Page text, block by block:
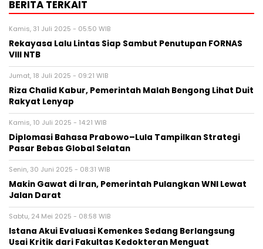
BERITA TERKAIT
Kamis, 31 Juli 2025 - 05:50 WIB
Rekayasa Lalu Lintas Siap Sambut Penutupan FORNAS
VIII NTB
Jumat, 18 Juli 2025 - 09:21 WIB
Riza Chalid Kabur, Pemerintah Malah Bengong Lihat Duit
Rakyat Lenyap
Kamis, 10 Juli 2025 - 14:21 WIB
Diplomasi Bahasa Prabowo–Lula Tampilkan Strategi
Pasar Bebas Global Selatan
Senin, 30 Juni 2025 - 08:31 WIB
Makin Gawat di Iran, Pemerintah Pulangkan WNI Lewat
Jalan Darat
Sabtu, 24 Mei 2025 - 08:58 WIB
Istana Akui Evaluasi Kemenkes Sedang Berlangsung
Usai Kritik dari Fakultas Kedokteran Menguat